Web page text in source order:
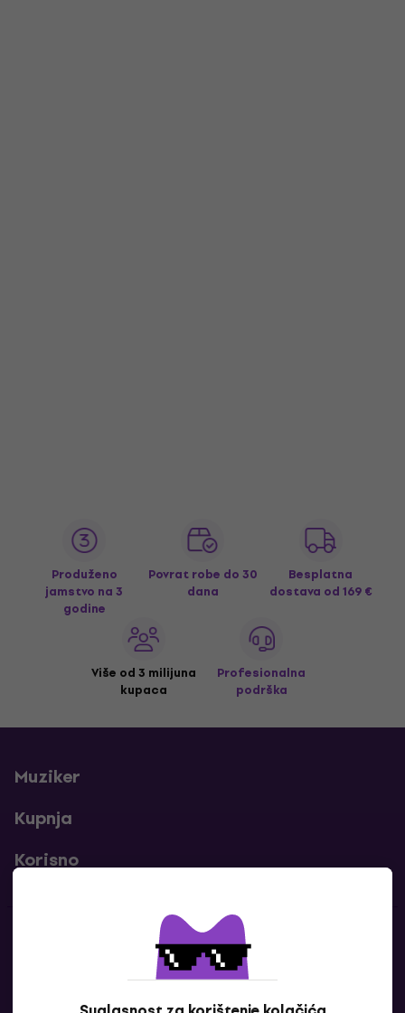
Produženo
jamstvo na 3
godine
Povrat robe do 30
dana
Besplatna
dostava od 169 €
Više od 3 milijuna
kupaca
Profesionalna
podrška
Muziker
Kupnja
Korisno
Kontakti
Javi nam se